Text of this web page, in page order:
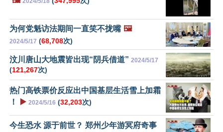
为何党魁访法期间一直笑不拢嘴 🖼️
2024/5/17 (68,708次)
汶川唐山大地震皆出现“阴兵借道” 2024/5/17
(121,267次)
热门高铁票价反应出中国基层生活雪上加霜
！
▶️ 2024/5/16 (32,203次)
今生恐水 源于前世？ 郑州少年游冥府奇事